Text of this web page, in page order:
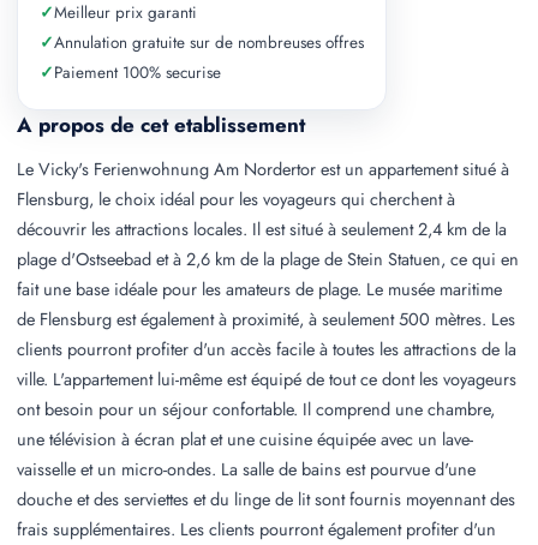
A propos de cet etablissement
Le Vicky's Ferienwohnung Am Nordertor est un appartement situé à
Flensburg, le choix idéal pour les voyageurs qui cherchent à
découvrir les attractions locales. Il est situé à seulement 2,4 km de la
plage d'Ostseebad et à 2,6 km de la plage de Stein Statuen, ce qui en
fait une base idéale pour les amateurs de plage. Le musée maritime
de Flensburg est également à proximité, à seulement 500 mètres. Les
clients pourront profiter d'un accès facile à toutes les attractions de la
ville. L'appartement lui-même est équipé de tout ce dont les voyageurs
ont besoin pour un séjour confortable. Il comprend une chambre,
une télévision à écran plat et une cuisine équipée avec un lave-
vaisselle et un micro-ondes. La salle de bains est pourvue d'une
douche et des serviettes et du linge de lit sont fournis moyennant des
frais supplémentaires. Les clients pourront également profiter d'un
✓Meilleur prix garanti
✓Annulation gratuite sur de nombreuses offres
✓Paiement 100% securise